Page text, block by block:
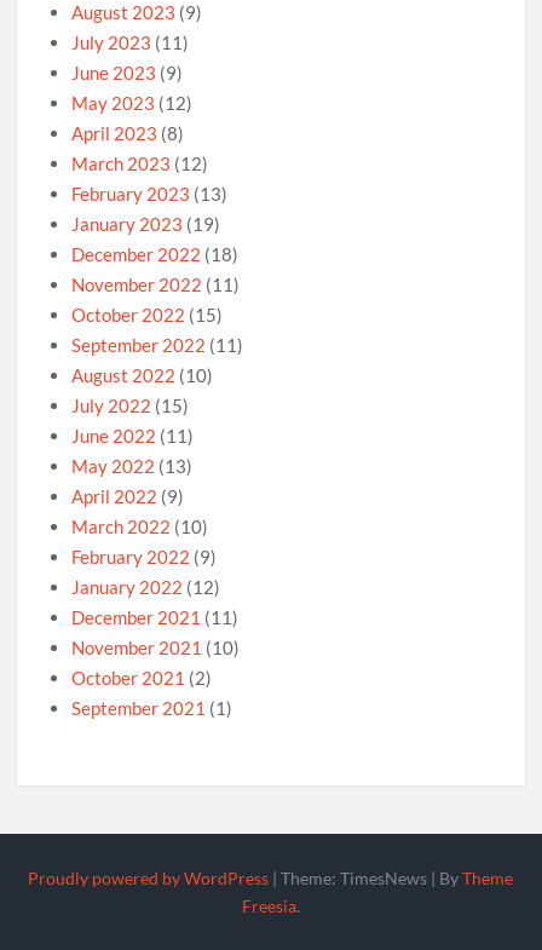
August 2023 (9)
July 2023 (11)
June 2023 (9)
May 2023 (12)
April 2023 (8)
March 2023 (12)
February 2023 (13)
January 2023 (19)
December 2022 (18)
November 2022 (11)
October 2022 (15)
September 2022 (11)
August 2022 (10)
July 2022 (15)
June 2022 (11)
May 2022 (13)
April 2022 (9)
March 2022 (10)
February 2022 (9)
January 2022 (12)
December 2021 (11)
November 2021 (10)
October 2021 (2)
September 2021 (1)
Proudly powered by WordPress |Theme: TimesNews | ByTheme
Freesia.